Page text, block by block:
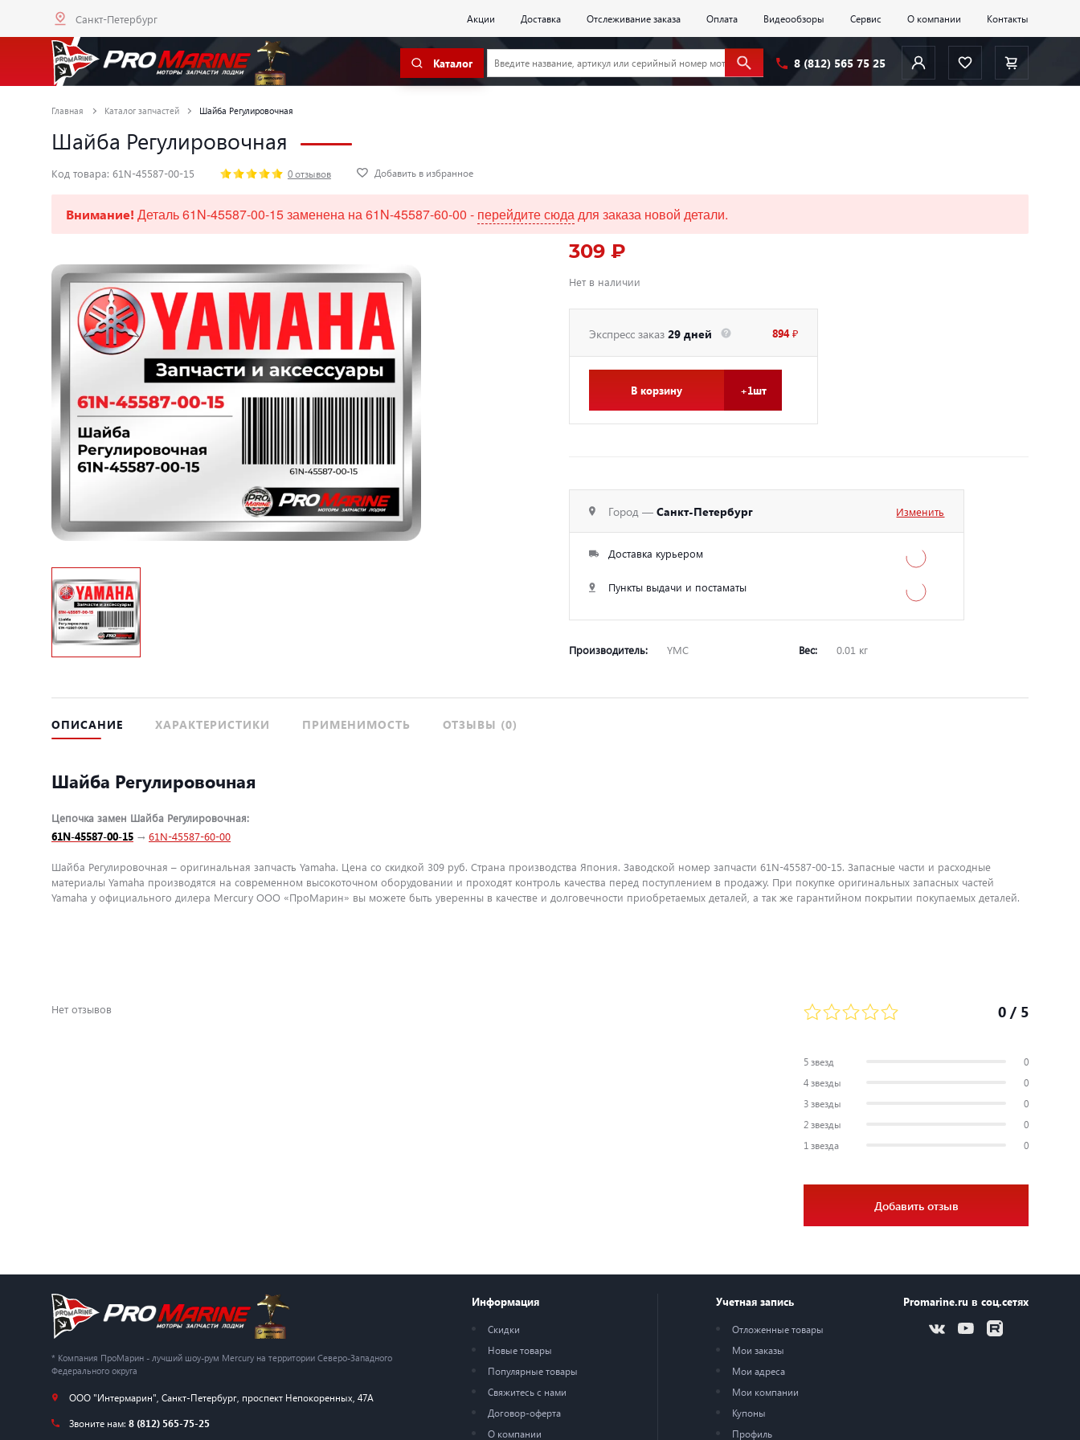
Санкт-Петербург Акции Доставка Отслеживание заказа Оплата Видеообзоры Сервис О компании Контакты
Каталог 8 (812) 565 75 25
Главная Каталог запчастей Шайба Регулировочная
Шайба Регулировочная
Код товара: 61N-45587-00-15 0 отзывов Добавить в избранное
Внимание! Деталь 61N-45587-00-15 заменена на 61N-45587-60-00 - перейдите сюдадля заказа новой детали.
309 ₽
Нет в наличии
Экспресс заказ29 дней 894 ₽
В корзину +1шт
Город —Санкт-Петербург Изменить
Доставка курьером
Пункты выдачи и постаматы
Производитель: YMC Вес: 0.01 кг
ОПИСАНИЕ ХАРАКТЕРИСТИКИ ПРИМЕНИМОСТЬ ОТЗЫВЫ (0)
Шайба Регулировочная
Цепочка замен Шайба Регулировочная:
61N-45587-00-15 → 61N-45587-60-00
Шайба Регулировочная – оригинальная запчасть Yamaha. Цена со скидкой 309 руб. Страна производства Япония. Заводской номер запчасти 61N-45587-00-15. Запасные части и расходные
материалы Yamaha производятся на современном высокоточном оборудовании и проходят контроль качества перед поступлением в продажу. При покупке оригинальных запасных частей
Yamaha у официального дилера Mercury ООО «ПроМарин» вы можете быть уверенны в качестве и долговечности приобретаемых деталей, а так же гарантийном покрытии покупаемых деталей.
0 / 5
5 звезд
0
4 звезды
0
3 звезды
0
2 звезды
0
1 звезда
0
Добавить отзыв
Нет отзывов
* Компания ПроМарин - лучший шоу-рум Mercury на территории Северо-Западного
Федерального округа
ООО "Интермарин" Санкт-Петербург, проспект Непокоренных, 47А
Звоните нам: 8 (812) 565-75-25
Информация
Скидки
Новые товары
Популярные товары
Свяжитесь с нами
Договор-оферта
О компании
Учетная запись
Отложенные товары
Мои заказы
Мои адреса
Мои компании
Купоны
Профиль
Promarine.ru в соц.сетях